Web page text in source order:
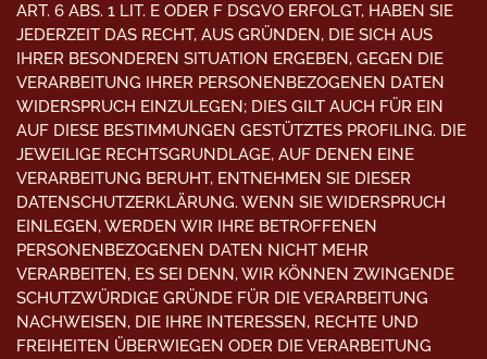
ART. 6 ABS. 1 LIT. E ODER F DSGVO ERFOLGT, HABEN SIE
JEDERZEIT DAS RECHT, AUS GRÜNDEN, DIE SICH AUS
IHRER BESONDEREN SITUATION ERGEBEN, GEGEN DIE
VERARBEITUNG IHRER PERSONENBEZOGENEN DATEN
WIDERSPRUCH EINZULEGEN; DIES GILT AUCH FÜR EIN
AUF DIESE BESTIMMUNGEN GESTÜTZTES PROFILING. DIE
JEWEILIGE RECHTSGRUNDLAGE, AUF DENEN EINE
VERARBEITUNG BERUHT, ENTNEHMEN SIE DIESER
DATENSCHUTZERKLÄRUNG. WENN SIE WIDERSPRUCH
EINLEGEN, WERDEN WIR IHRE BETROFFENEN
PERSONENBEZOGENEN DATEN NICHT MEHR
VERARBEITEN, ES SEI DENN, WIR KÖNNEN ZWINGENDE
SCHUTZWÜRDIGE GRÜNDE FÜR DIE VERARBEITUNG
NACHWEISEN, DIE IHRE INTERESSEN, RECHTE UND
FREIHEITEN ÜBERWIEGEN ODER DIE VERARBEITUNG